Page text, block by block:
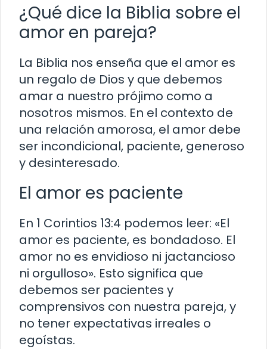
¿Qué dice la Biblia sobre el
amor en pareja?
La Biblia nos enseña que el amor es
un regalo de Dios y que debemos
amar a nuestro prójimo como a
nosotros mismos. En el contexto de
una relación amorosa, el amor debe
ser incondicional, paciente, generoso
y desinteresado.
El amor es paciente
En 1 Corintios 13:4 podemos leer: «El
amor es paciente, es bondadoso. El
amor no es envidioso ni jactancioso
ni orgulloso». Esto significa que
debemos ser pacientes y
comprensivos con nuestra pareja, y
no tener expectativas irreales o
egoístas.